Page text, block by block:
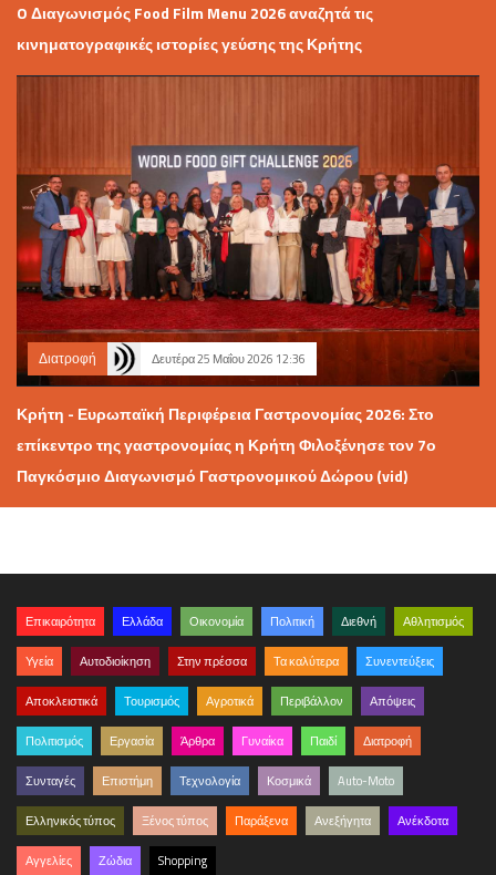
O Διαγωνισμός Food Film Menu 2026 αναζητά τις
κινηματογραφικές ιστορίες γεύσης της Κρήτης
Διατροφή Δευτέρα 25 Μαΐου 2026 12:36
Κρήτη - Ευρωπαϊκή Περιφέρεια Γαστρονομίας 2026: Στο
επίκεντρο της γαστρονομίας η Κρήτη Φιλοξένησε τον 7ο
Παγκόσμιο Διαγωνισμό Γαστρονομικού Δώρου (vid)
Επικαιρότητα Ελλάδα Οικονομία Πολιτική Διεθνή Αθλητισμός
Υγεία Αυτοδιοίκηση Στην πρέσσα Τα καλύτερα Συνεντεύξεις
Αποκλειστικά Τουρισμός Αγροτικά Περιβάλλον Απόψεις
Πολιτισμός Εργασία Άρθρα Γυναίκα Παιδί Διατροφή
Συνταγές Επιστήμη Τεχνολογία Κοσμικά Auto-Moto
Ελληνικός τύπος Ξένος τύπος Παράξενα Ανεξήγητα Ανέκδοτα
Αγγελίες Ζώδια Shopping